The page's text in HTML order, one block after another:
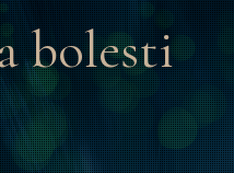
bolesti